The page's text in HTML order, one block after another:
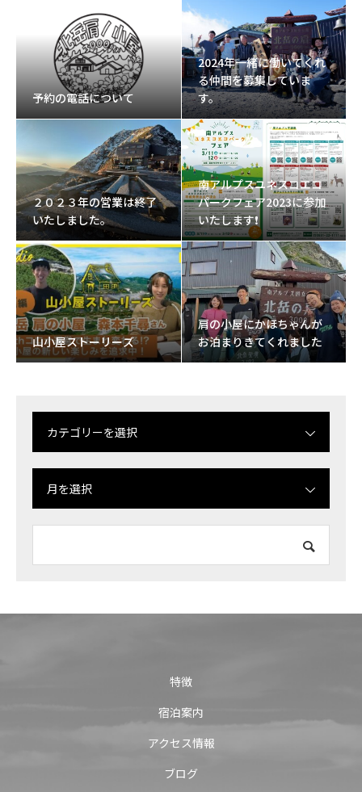
予約の電話について
2024年一緒に働いてくれ
る仲間を募集していま
す。
２０２３年の営業は終了
いたしました。
南アルプスユネスコエコ
パークフェア2023に参加
いたします❗
山小屋ストーリーズ
肩の小屋にかほちゃんが
お泊まりきてくれました
カテゴリーを選択
月を選択
特徴
宿泊案内
アクセス情報
ブログ